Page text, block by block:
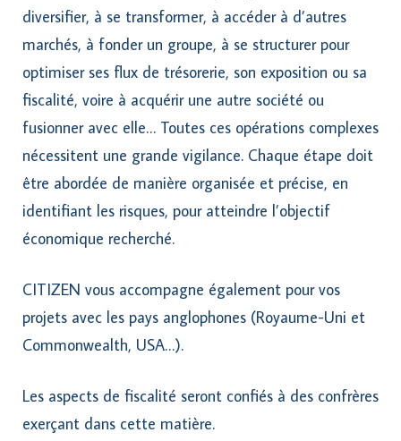
diversifier, à se transformer, à accéder à d’autres
marchés, à fonder un groupe, à se structurer pour
optimiser ses flux de trésorerie, son exposition ou sa
fiscalité, voire à acquérir une autre société ou
fusionner avec elle… Toutes ces opérations complexes
nécessitent une grande vigilance. Chaque étape doit
être abordée de manière organisée et précise, en
identifiant les risques, pour atteindre l’objectif
économique recherché.
CITIZEN vous accompagne également pour vos
projets avec les pays anglophones (Royaume-Uni et
Commonwealth, USA…).
Les aspects de fiscalité seront confiés à des confrères
exerçant dans cette matière.